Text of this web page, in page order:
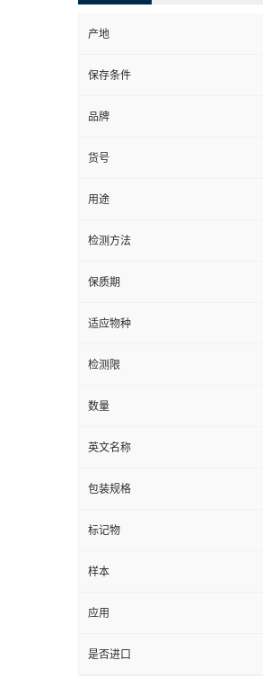
产地
保存条件
品牌
货号
用途
检测方法
保质期
适应物种
检测限
数量
英文名称
包装规格
标记物
样本
应用
是否进口